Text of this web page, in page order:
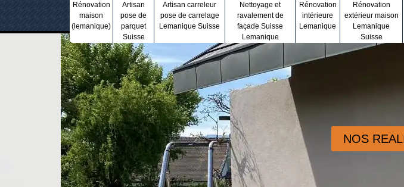
Rénovation
maison
(lemanique)
Artisan
pose de
parquet
Suisse
Artisan carreleur
pose de carrelage
Lemanique Suisse
Nettoyage et
ravalement de
façade Suisse
Lemanique
Rénovation
intérieure
Lemanique
Rénovation
extérieur maison
Lemanique
Suisse
NOS